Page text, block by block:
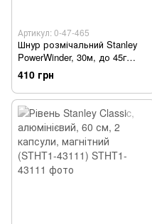
Артикул: 0-47-465
Шнур розмічальний Stanley
PowerWinder, 30м, до 45г
крейди, + підвісний рівень та
крейда (0-47-465)
410 грн